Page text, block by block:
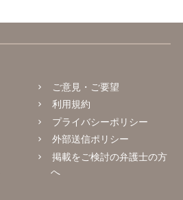
ご意見・ご要望
利用規約
プライバシーポリシー
外部送信ポリシー
掲載をご検討の弁護士の方
へ